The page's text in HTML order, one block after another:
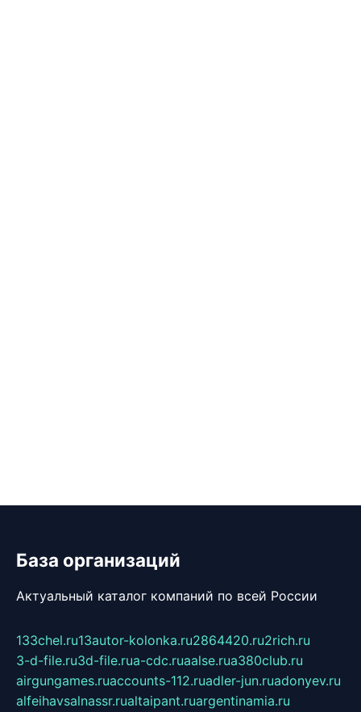
База организаций
Актуальный каталог компаний по всей России
133chel.ru13autor-kolonka.ru2864420.ru2rich.ru
3-d-file.ru3d-file.rua-cdc.ruaalse.rua380club.ru
airgungames.ruaccounts-112.ruadler-jun.ruadonyev.ru
alfeihavsalnassr.rualtaipant.ruargentinamia.ru